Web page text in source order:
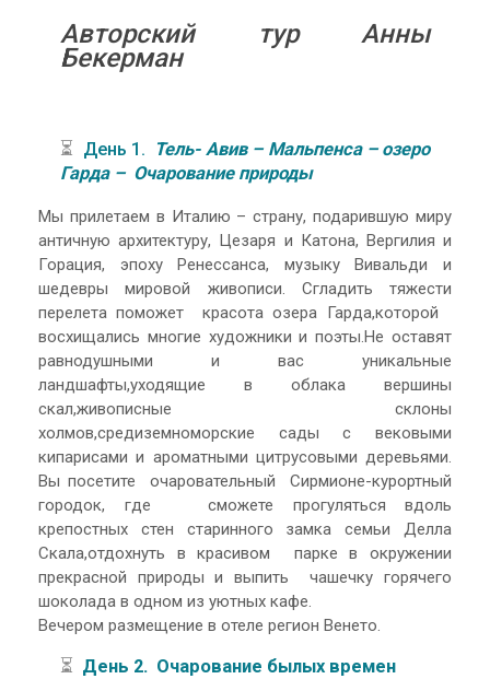
Авторский тур Анны
Бекерман
⏳ День 1. Тель- Авив – Мальпенса –озеро
Гарда – Очарование природы
Мы прилетаем в Италию – страну, подарившую миру
античную архитектуру, Цезаря и Катона, Вергилия и
Горация, эпоху Ренессанса, музыку Вивальди и
шедевры мировой живописи. Сгладить тяжести
перелета поможет красота озера Гарда,которой
восхищались многие художники и поэты.Не оставят
равнодушными и вас уникальные
ландшафты,уходящие в облака вершины
скал,живописные склоны
холмов,средиземноморские сады с вековыми
кипарисами и ароматными цитрусовыми деревьями.
Вы посетите очаровательный Сирмионе-курортный
городок, где сможете прогуляться вдоль
крепостных стен старинного замка семьи Делла
Скала,отдохнуть в красивом парке в окружении
прекрасной природы и выпить чашечку горячего
шоколада в одном из уютных кафе.
Вечером размещение в отеле регион Венето.
⏳ День 2. Очарование былых времен